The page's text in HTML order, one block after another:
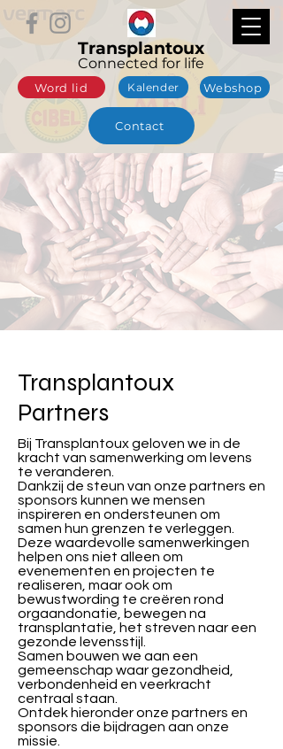
Transplantoux
Word lid Kalender
Connected for life
Webshop
Contact
Transplantoux
Partners
Bij Transplantoux geloven we in de
kracht van samenwerking om levens
te veranderen.
Dankzij de steun van onze partners en
sponsors kunnen we mensen
inspireren en ondersteunen om
samen hun grenzen te verleggen.
Deze waardevolle samenwerkingen
helpen ons niet alleen om
evenementen en projecten te
realiseren, maar ook om
bewustwording te creëren rond
orgaandonatie, bewegen na
transplantatie, het streven naar een
gezonde levensstijl.
Samen bouwen we aan een
gemeenschap waar gezondheid,
verbondenheid en veerkracht
centraal staan.
Ontdek hieronder onze partners en
sponsors die bijdragen aan onze
missie.